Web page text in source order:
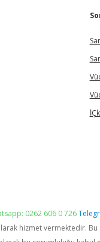
0262 606 0 726
olarak hizmet